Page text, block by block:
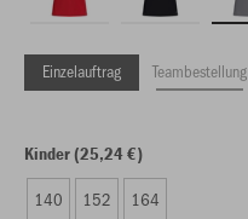
Einzelauftrag Teambestellung
Kinder (25,24 €)
140 152 164